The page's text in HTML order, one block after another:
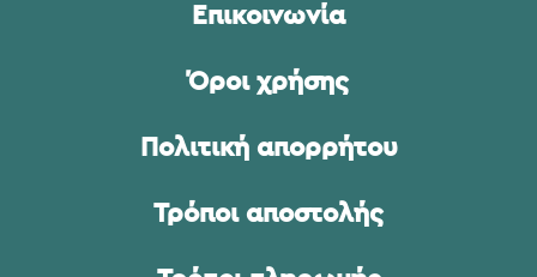
Επικοινωνία
Όροι χρήσης
Πολιτική απορρήτου
Τρόποι αποστολής